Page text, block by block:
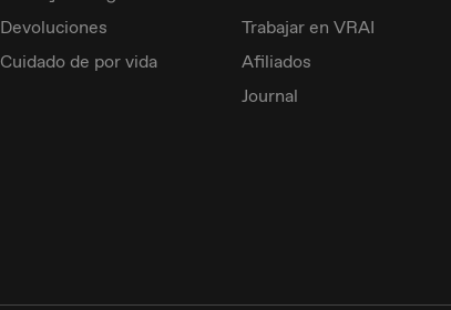
Devoluciones
Cuidado de por vida
Trabajar en VRAI
Afiliados
Journal